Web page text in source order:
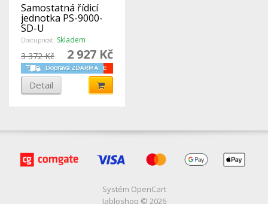
Samostatná řídicí
jednotka PS-9000-
SD-U
Dostupnost: Skladem
2 927 Kč
3 372 Kč
Detail
Systém OpenCart
Jabloshop © 2026